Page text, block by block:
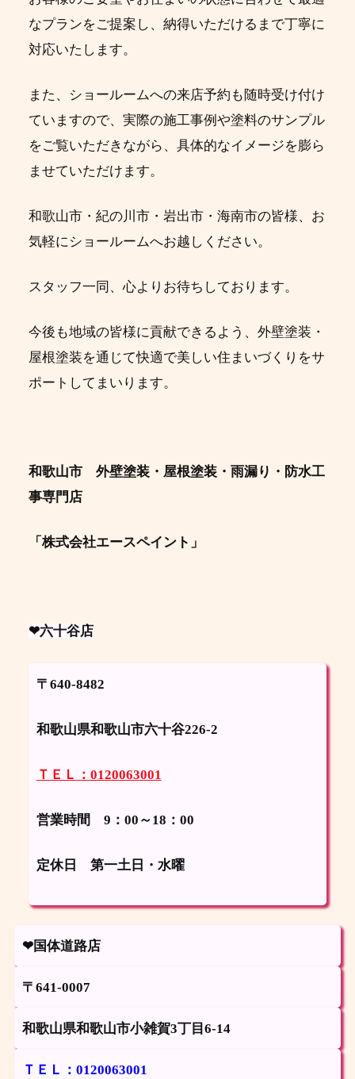
なプランをご提案し、納得いただけるまで丁寧に
対応いたします。
また、ショールームへの来店予約も随時受け付け
ていますので、実際の施工事例や塗料のサンプル
をご覧いただきながら、具体的なイメージを膨ら
ませていただけます。
和歌山市・紀の川市・岩出市・海南市の皆様、お
気軽にショールームへお越しください。
スタッフ一同、心よりお待ちしております。
今後も地域の皆様に貢献できるよう、外壁塗装・
屋根塗装を通じて快適で美しい住まいづくりをサ
ポートしてまいります。
和歌山市 外壁塗装・屋根塗装・雨漏り・防水工
事専門店
「株式会社エースペイント」
❤六十谷店
〒640-8482
和歌山県和歌山市六十谷226-2
ＴＥＬ：0120063001
営業時間 9：00～18：00
定休日 第一土日・水曜
❤国体道路店
〒641-0007
和歌山県和歌山市小雑賀3丁目6-14
ＴＥＬ：0120063001